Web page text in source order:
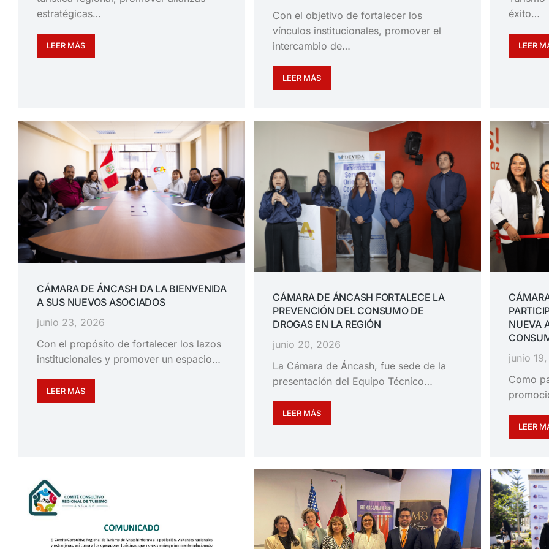
estratégicas…
LEER MÁS
Con el objetivo de fortalecer los
vínculos institucionales, promover el
intercambio de…
LEER MÁS
éxito…
LEER
CÁMARA DE ÁNCASH DA LA BIENVENIDA
A SUS NUEVOS ASOCIADOS
junio 23, 2026
Con el propósito de fortalecer los lazos
institucionales y promover un espacio…
LEER MÁS
CÁMARA DE ÁNCASH FORTALECE LA
PREVENCIÓN DEL CONSUMO DE
DROGAS EN LA REGIÓN
junio 20, 2026
La Cámara de Áncash, fue sede de la
presentación del Equipo Técnico…
LEER MÁS
NUEVA
junio
Como
LEER